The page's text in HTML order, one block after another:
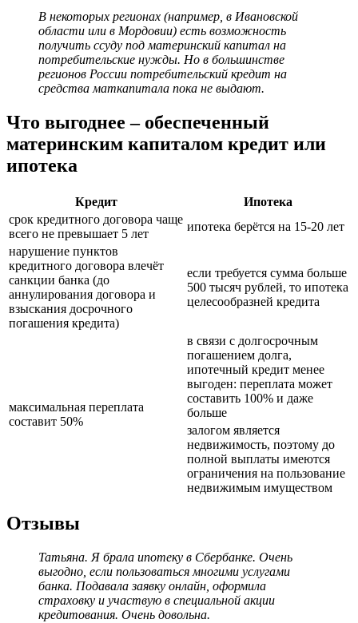
В некоторых регионах (например, в Ивановской
области или в Мордовии) есть возможность
получить ссуду под материнский капитал на
потребительские нужды. Но в большинстве
регионов России потребительский кредит на
средства маткапитала пока не выдают.
Что выгоднее – обеспеченный
материнским капиталом кредит или
ипотека
Кредит
Ипотека
срок кредитного договора чаще
всего не превышает 5 лет
ипотека берётся на 15-20 лет
нарушение пунктов
кредитного договора влечёт
санкции банка (до
аннулирования договора и
взыскания досрочного
погашения кредита)
если требуется сумма больше
500 тысяч рублей, то ипотека
целесообразней кредита
максимальная переплата
составит 50%
в связи с долгосрочным
погашением долга,
ипотечный кредит менее
выгоден: переплата может
составить 100% и даже
больше
залогом является
недвижимость, поэтому до
полной выплаты имеются
ограничения на пользование
недвижимым имуществом
Отзывы
Татьяна. Я брала ипотеку в Сбербанке. Очень
выгодно, если пользоваться многими услугами
банка. Подавала заявку онлайн, оформила
страховку и участвую в специальной акции
кредитования. Очень довольна.